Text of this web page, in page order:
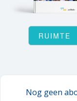
RUIMTE
Nog geen